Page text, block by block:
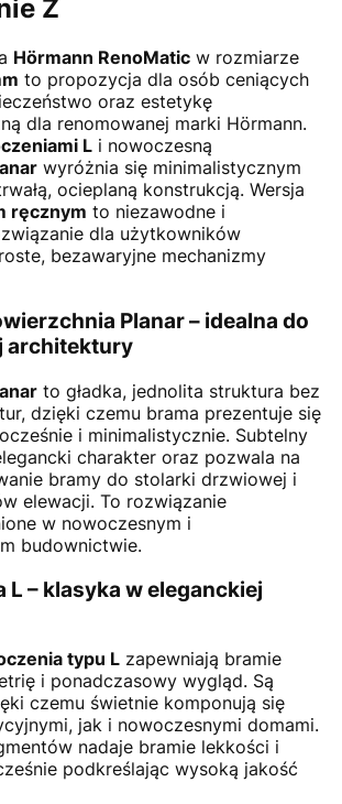
Z
Hörmann RenoMatic w rozmiarze
to propozycja dla osób ceniących
oraz estetykę
dla renomowanej marki Hörmann.
L i nowoczesną
wyróżnia się minimalistycznym
ocieplaną konstrukcją. Wersja
ręcznym to niezawodne i
dla użytkowników
bezawaryjne mechanizmy
Planar – idealna do
architektury
to gładka, jednolita struktura bez
dzięki czemu brama prezentuje się
i minimalistycznie. Subtelny
charakter oraz pozwala na
bramy do stolarki drzwiowej i
elewacji. To rozwiązanie
w nowoczesnym i
budownictwie.
L – klasyka w eleganckiej
typu L zapewniają bramie
i ponadczasowy wygląd. Są
czemu świetnie komponują się
jak i nowoczesnymi domami.
nadaje bramie lekkości i
podkreślając wysoką jakość